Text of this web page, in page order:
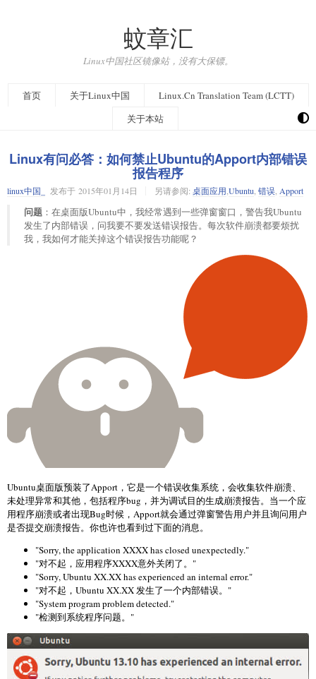
蚊章汇
Linux中国社区镜像站，没有大保镖。
首页 关于Linux中国
Linux.Cn Translation Team (LCTT)
关于本站
Linux有问必答：如何禁止Ubuntu的Apport内部错误
报告程序
linux中国_ 发布于 2015年01月14日 另请参阅: 桌面应用 Ubuntu 错误 Apport
问题：在桌面版Ubuntu中，我经常遇到一些弹窗窗口，警告我Ubuntu
发生了内部错误，问我要不要发送错误报告。每次软件崩溃都要烦扰
我，我如何才能关掉这个错误报告功能呢？
Ubuntu桌面版预装了Apport，它是一个错误收集系统，会收集软件崩溃、
未处理异常和其他，包括程序bug，并为调试目的生成崩溃报告。当一个应
用程序崩溃或者出现Bug时候，Apport就会通过弹窗警告用户并且询问用户
是否提交崩溃报告。你也许也看到过下面的消息。
"Sorry, the application XXXX has closed unexpectedly."
"对不起，应用程序XXXX意外关闭了。"
"Sorry, Ubuntu XX.XX has experienced an internal error."
"对不起，Ubuntu XX.XX 发生了一个内部错误。"
"System program problem detected."
"检测到系统程序问题。"